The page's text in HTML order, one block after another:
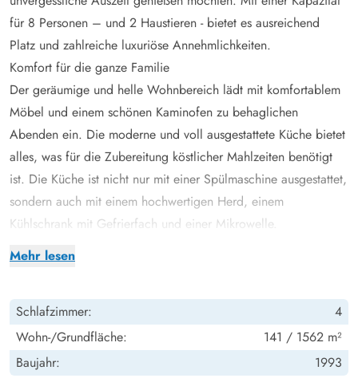
Mehr lesen
für 8 Personen – und 2 Haustieren - bietet es ausreichend
Platz und zahlreiche luxuriöse Annehmlichkeiten.
Komfort für die ganze Familie
Der geräumige und helle Wohnbereich lädt mit komfortablem
Möbel und einem schönen Kaminofen zu behaglichen
Abenden ein. Die moderne und voll ausgestattete Küche bietet
alles, was für die Zubereitung köstlicher Mahlzeiten benötigt
ist. Die Küche ist nicht nur mit einer Spülmaschine ausgestattet,
sondern auch mit einem hochwertigen Herd, einem
Kühlschrank mit Gefrierfach und einer Mikrowelle.
Dieses praktisch eingerichtete Ferienhaus verfügt über 4
kann, gibt es 2 Badezimmer sowie eine zusätzliche
Gästetoilette. Die Fußbodenheizung in den Badezimmern sorgt
für zusätzlichen Komfort, besonders an kälteren Tagen. Eine
Schlafzimmer:
4
Wohn-/Grundfläche:
141 / 1562 m²
Baujahr:
1993